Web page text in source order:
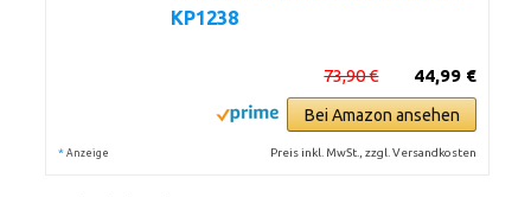
KP1238
44,99 €
73,90 €
Bei Amazon ansehen
* Anzeige Preis inkl. MwSt., zzgl. Versandkosten